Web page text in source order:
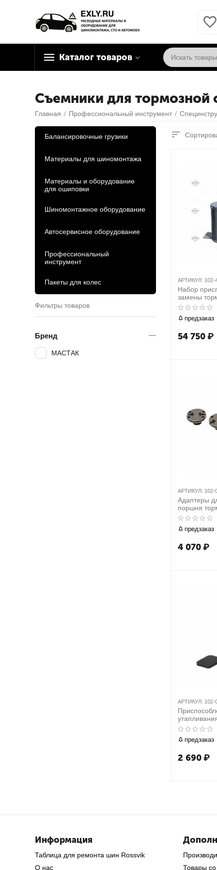
Каталог товаров
Съемники для тормозной
Главная / Профессиональный инструмент /
АРТИКУЛ: 102-
Набор
замены
6 л,
адаптеров,
МАСТАК
предзаказ
54 750₽
АРТИКУЛ: 102-
Адаптеры
поршня
к набору
102-00002
предзаказ
4 070₽
АРТИКУЛ: 102-
тормозного
предмета
предзаказ
2 690₽
Балансировочные грузики
Материалы для шиномонтажа
Материалы и оборудование
для ошиповки
Шиномонтажное оборудование
Автосервисное оборудование
Профессиональный
инструмент
Пакеты для колес
Фильтры товаров
Бренд
МАСТАК
Информация
Таблица для ремонта шин Rossvik
О нас
Товары со